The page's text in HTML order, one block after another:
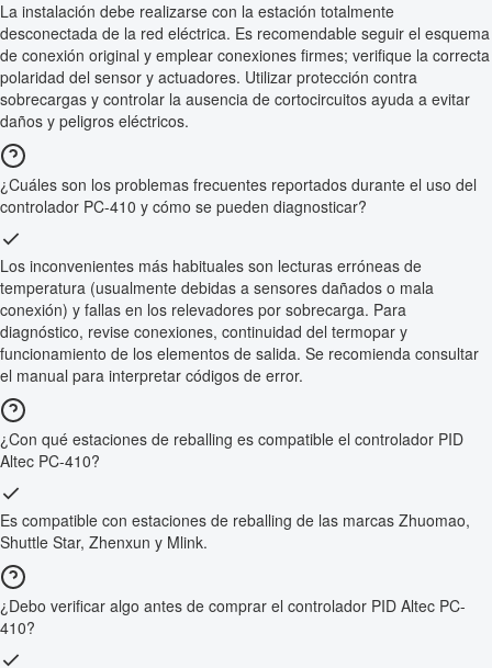
La instalación debe realizarse con la estación totalmente
desconectada de la red eléctrica. Es recomendable seguir el esquema
de conexión original y emplear conexiones firmes; verifique la correcta
polaridad del sensor y actuadores. Utilizar protección contra
sobrecargas y controlar la ausencia de cortocircuitos ayuda a evitar
daños y peligros eléctricos.
¿Cuáles son los problemas frecuentes reportados durante el uso del
controlador PC-410 y cómo se pueden diagnosticar?
Los inconvenientes más habituales son lecturas erróneas de
temperatura (usualmente debidas a sensores dañados o mala
conexión) y fallas en los relevadores por sobrecarga. Para
diagnóstico, revise conexiones, continuidad del termopar y
funcionamiento de los elementos de salida. Se recomienda consultar
el manual para interpretar códigos de error.
¿Con qué estaciones de reballing es compatible el controlador PID
Altec PC-410?
Es compatible con estaciones de reballing de las marcas Zhuomao,
Shuttle Star, Zhenxun y Mlink.
¿Debo verificar algo antes de comprar el controlador PID Altec PC-
410?